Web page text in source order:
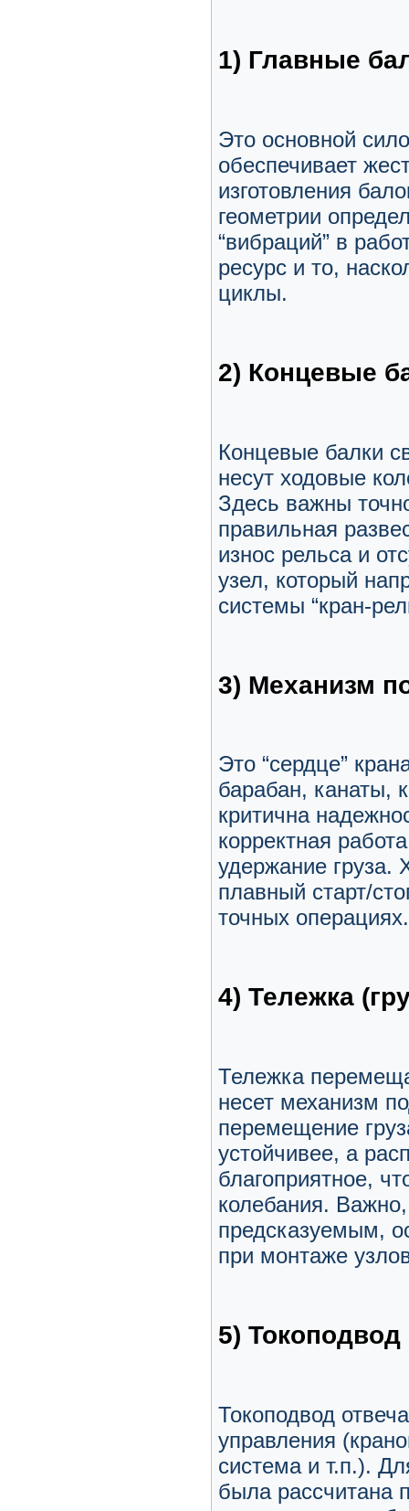
1) Главные
Это основной
обеспечивает
изготовления
геометрии
“вибраций” в
ресурс и то,
циклы.
2) Концевые
Концевые балки
несут ходовые
Здесь важны
правильная
износ рельса и
узел, который
системы “кран-
3) Механизм
Это “сердце”
барабан, канаты,
критична
корректная
удержание груза.
плавный старт/
точных операциях.
4) Тележка
Тележка
несет механизм
перемещение
устойчивее, а
благоприятное,
колебания.
предсказуемым,
при монтаже
5)
Токоподвод
управления
система и т.п.).
была рассчитана